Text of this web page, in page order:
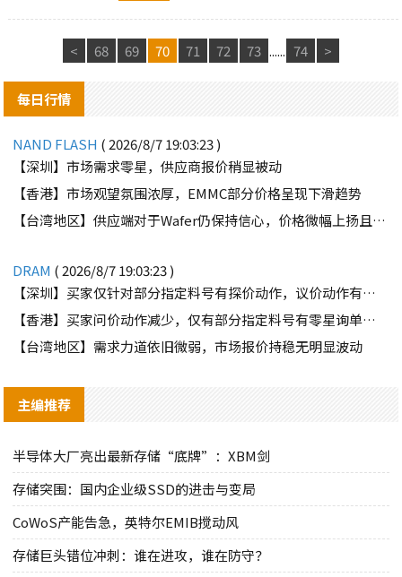
< 68 69 70 71 72 73 ...... 74 >
每日行情
NAND FLASH ( 2026/8/7 19:03:23 )
【深圳】市场需求零星，供应商报价稍显被动
【香港】市场观望氛围浓厚，EMMC部分价格呈现下滑趋势
【台湾地区】供应端对于Wafer仍保持信心，价格微幅上扬且惜售态度不变
DRAM ( 2026/8/7 19:03:23 )
【深圳】买家仅针对部分指定料号有探价动作，议价动作有所减少
【香港】买家问价动作减少，仅有部分指定料号有零星询单动作
【台湾地区】需求力道依旧微弱，市场报价持稳无明显波动
主编推荐
半导体大厂亮出最新存储“底牌”：XBM剑
存储突围：国内企业级SSD的进击与变局
CoWoS产能告急，英特尔EMIB搅动风
存储巨头错位冲刺：谁在进攻，谁在防守？